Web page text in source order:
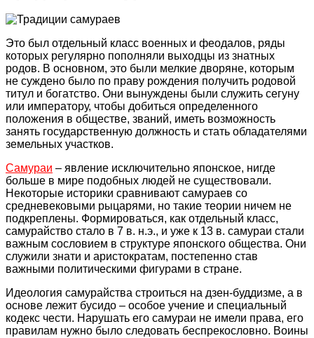
Это был отдельный класс военных и феодалов, ряды
которых регулярно пополняли выходцы из знатных
родов. В основном, это были мелкие дворяне, которым
не суждено было по праву рождения получить родовой
титул и богатство. Они вынуждены были служить сегуну
или императору, чтобы добиться определенного
положения в обществе, званий, иметь возможность
занять государственную должность и стать обладателями
земельных участков.
Самураи – явление исключительно японское, нигде
больше в мире подобных людей не существовали.
Некоторые историки сравнивают самураев со
средневековыми рыцарями, но такие теории ничем не
подкреплены. Формироваться, как отдельный класс,
самурайство стало в 7 в. н.э., и уже к 13 в. самураи стали
важным сословием в структуре японского общества. Они
служили знати и аристократам, постепенно став
важными политическими фигурами в стране.
Идеология самурайства строиться на дзен-буддизме, а в
основе лежит бусидо – особое учение и специальный
кодекс чести. Нарушать его самураи не имели права, его
правилам нужно было следовать беспрекословно. Воины